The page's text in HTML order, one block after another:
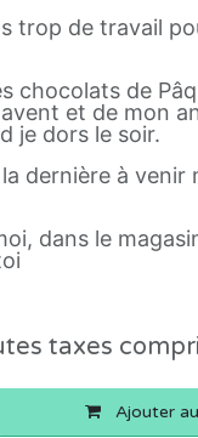
trop de travail
chocolats de
et de mon
je dors le soir.
dernière à venir
dans le
taxes
Ajouter